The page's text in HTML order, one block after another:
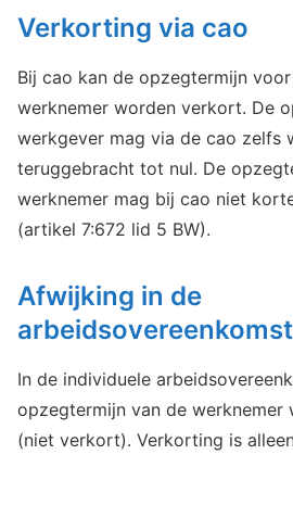
Verkorting via cao
Bij cao kan de opzegtermijn
werknemer worden verkort. De
werkgever mag via de cao zelfs
teruggebracht tot nul. De
werknemer mag bij cao niet
(artikel 7:672 lid 5 BW).
Afwijking in de
arbeidsovereenkomst
In de individuele
opzegtermijn van de werknemer
(niet verkort). Verkorting is